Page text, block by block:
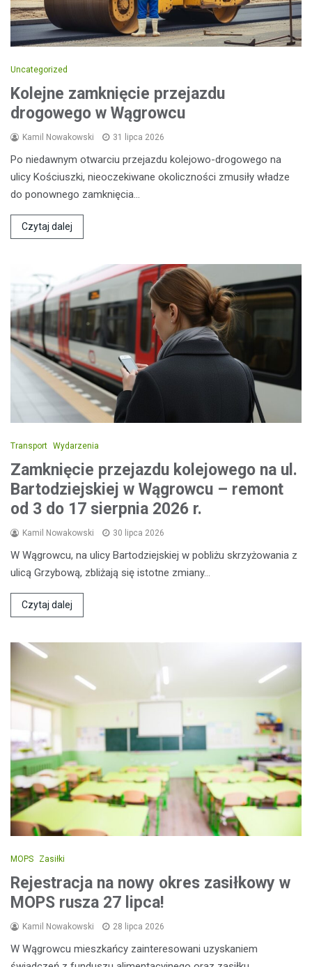
Uncategorized
Kolejne zamknięcie przejazdu
drogowego w Wągrowcu
Kamil Nowakowski 31 lipca 2026
Po niedawnym otwarciu przejazdu kolejowo-drogowego na
ulicy Kościuszki, nieoczekiwane okoliczności zmusiły władze
do ponownego zamknięcia…
Czytaj dalej
Transport Wydarzenia
Zamknięcie przejazdu kolejowego na ul.
Bartodziejskiej w Wągrowcu – remont
od 3 do 17 sierpnia 2026 r.
Kamil Nowakowski 30 lipca 2026
W Wągrowcu, na ulicy Bartodziejskiej w pobliżu skrzyżowania z
ulicą Grzybową, zbliżają się istotne zmiany…
Czytaj dalej
MOPS Zasiłki
Rejestracja na nowy okres zasiłkowy w
MOPS rusza 27 lipca!
Kamil Nowakowski 28 lipca 2026
W Wągrowcu mieszkańcy zainteresowani uzyskaniem